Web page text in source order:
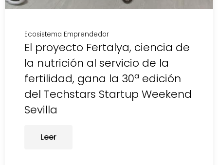
Ecosistema Emprendedor
El proyecto Fertalya, ciencia de
la nutrición al servicio de la
fertilidad, gana la 30ª edición
del Techstars Startup Weekend
Sevilla
Leer